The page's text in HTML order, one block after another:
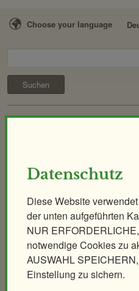
Datenschutz
Diese Website
der unten aufgeführten
NUR
notwendige Cookies zu
AUSWAHL
Einstellung zu sichern.
Choose your language
Fütterungen
Essen & Trinken
ZOOcard
Online-Shop
Erlebnis
Artenschutz